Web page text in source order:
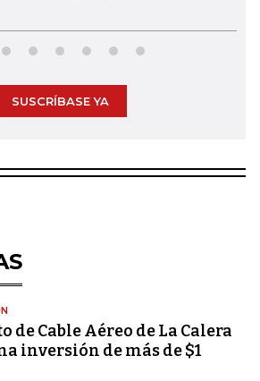
SUSCRÍBASE YA
de Cable Aéreo de La Calera
inversión de más de $1